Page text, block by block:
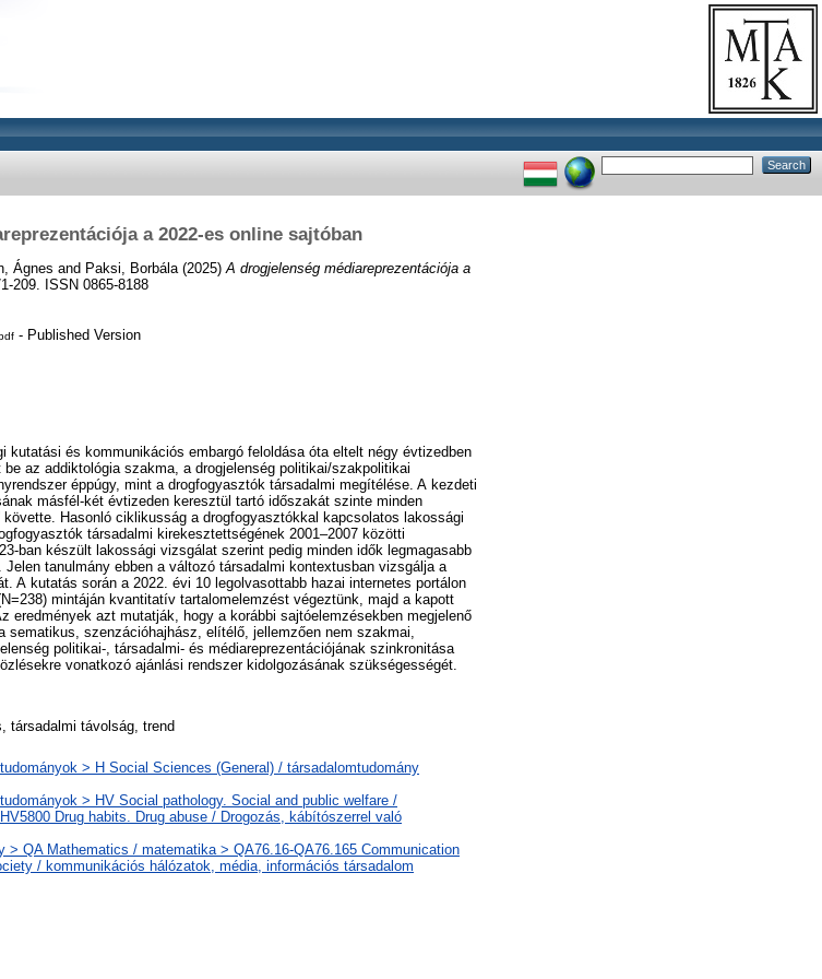
a 2022-es online sajtóban
Ágnes and Paksi, Borbála (2025) A drogjelenség médiareprezentációja a
209. ISSN 0865-8188
- Published Version
kutatási és kommunikációs embargó feloldása óta eltelt négy évtizedben
az addiktológia szakma, a drogjelenség politikai/szakpolitikai
éppúgy, mint a drogfogyasztók társadalmi megítélése. A kezdeti
másfél-két évtizeden keresztül tartó időszakát szinte minden
követte. Hasonló ciklikusság a drogfogyasztókkal kapcsolatos lakossági
társadalmi kirekesztettségének 2001–2007 közötti
ban készült lakossági vizsgálat szerint pedig minden idők legmagasabb
tanulmány ebben a változó társadalmi kontextusban vizsgálja a
A kutatás során a 2022. évi 10 legolvasottabb hazai internetes portálon
mintáján kvantitatív tartalomelemzést végeztünk, majd a kapott
eredmények azt mutatják, hogy a korábbi sajtóelemzésekben megjelenő
sematikus, szenzációhajhász, elítélő, jellemzően nem szakmai,
politikai-, társadalmi- és médiareprezentációjának szinkronitása
vonatkozó ajánlási rendszer kidolgozásának szükségességét.
társadalmi távolság, trend
> H Social Sciences (General) / társadalomtudomány
> HV Social pathology. Social and public welfare /
Drug habits. Drug abuse / Drogozás, kábítószerrel való
> QA Mathematics / matematika > QA76.16-QA76.165 Communication
/ kommunikációs hálózatok, média, információs társadalom